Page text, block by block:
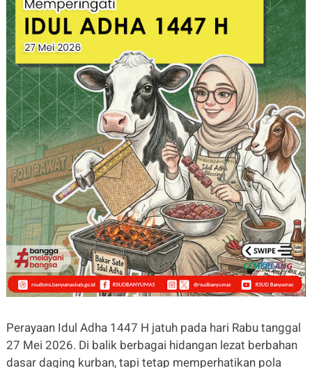
Perayaan Idul Adha 1447 H jatuh pada hari Rabu tanggal
27 Mei 2026. Di balik berbagai hidangan lezat berbahan
dasar daging kurban, tapi tetap memperhatikan pola